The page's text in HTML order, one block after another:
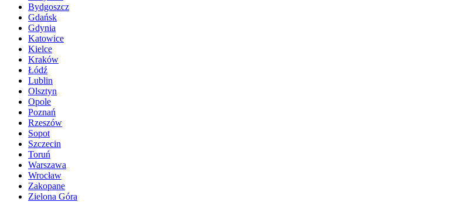
Bydgoszcz
Gdańsk
Gdynia
Katowice
Kielce
Kraków
Łódź
Lublin
Olsztyn
Opole
Poznań
Rzeszów
Sopot
Szczecin
Toruń
Warszawa
Wrocław
Zakopane
Zielona Góra